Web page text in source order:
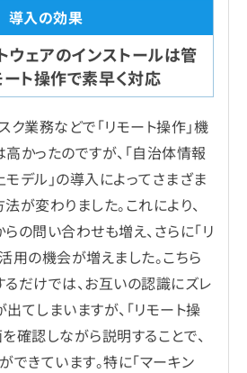
ウェアのインストールは管
ト操作で素早く対応
ク業務などで「リモート操作」機
かったのですが、「自治体情報
デル」の導入によってさまざま
が変わりました。これにより、
の問い合わせも増え、さらに「リ
用の機会が増えました。こちら
だけでは、お互いの認識にズレ
てしまいますが、「リモート操
確認しながら説明することで、
できています。特に「マーキン